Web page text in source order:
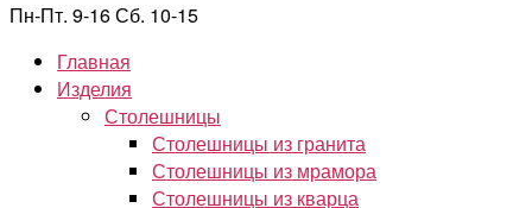
Пн-Пт. 9-16 Сб. 10-15
Главная
Изделия
Столешницы
Столешницы из гранита
Столешницы из мрамора
Столешницы из кварца